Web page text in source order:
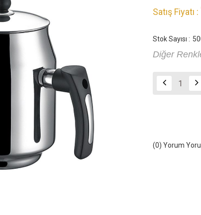
Satış Fiyatı :
Stok Sayısı :
Diğer
(0) Yorum